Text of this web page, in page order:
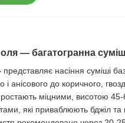
— багатогранна суміш
представляє насіння суміші
і анісового до коричного,
міцними, висотою
які приваблюють бджіл